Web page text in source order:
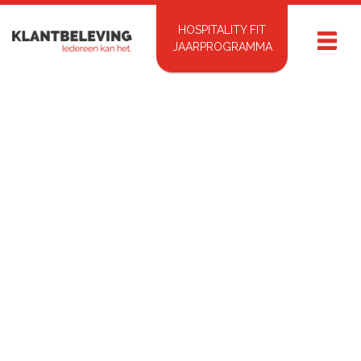
HOSPITALITY FIT
JAARPROGRAMMA